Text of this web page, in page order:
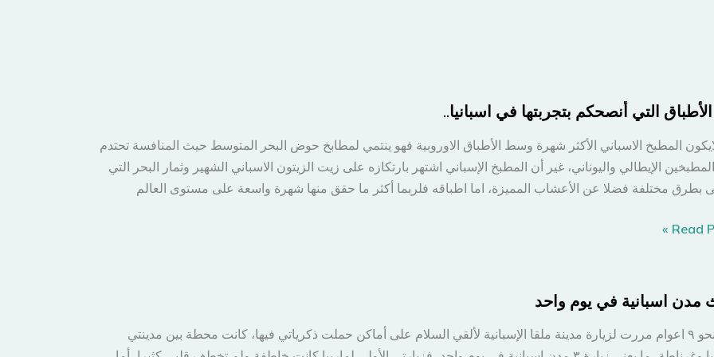
الأطباق التي أنصحكم بتجربتها في اسبانيا..
المطبخ الاسباني الأكثر شهرة وسط الأطباق الاوروبية فهو ينتمي لمطابخ حوض البحر المتوسط حيث المنافسة تحتدم
الإيطالي واليوناني، غير أن المطبخ الإسباني اشتهر بارتكازه على زيت الزيتون الاسباني الشهير وثمار البحر التي
بطرق مختلفة فضلا عن الأعشاب المميزة، اما اطباقه فلربما أكثر ما حقق منها شهرة واسعة على مستوى العالم
Read
مدن اسبانية في يوم واحد
بعد نحو ٩ اعوام مررت لزيارة مدينة ملقا الإسبانية لألقي السلام على أماكن حملت ذكرياتي فيها، كانت محطة بين مدينتي